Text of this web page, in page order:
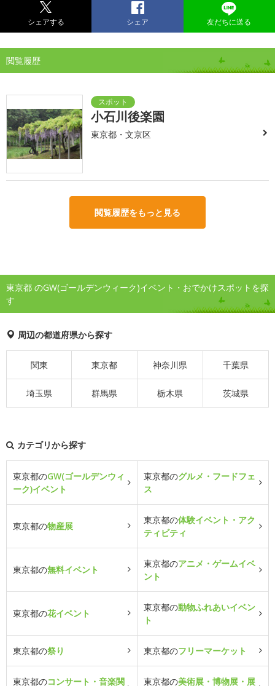
シェアする シェア 友だちに送る
閲覧履歴
小石川後楽園
東京都・文京区
閲覧履歴をもっと見る
東京都 のGW(ゴールデンウィーク)イベント・おでかけスポットを探
す
周辺の都道府県から探す
関東 東京都 神奈川県 千葉県
埼玉県 群馬県 栃木県 茨城県
カテゴリから探す
東京都のGW(ゴールデンウィ
ーク)イベント
東京都のグルメ・フードフェ
ス
東京都の物産展
東京都の体験イベント・アク
ティビティ
東京都の無料イベント
東京都のアニメ・ゲームイベ
ント
東京都の花イベント
東京都の動物ふれあいイベン
ト
東京都の祭り 東京都のフリーマーケット
東京都のコンサート・音楽関 東京都の美術展・博物展・展